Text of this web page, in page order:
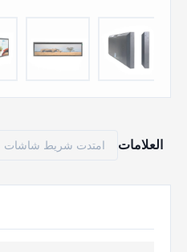
العلامات امتدت شريط شاشات